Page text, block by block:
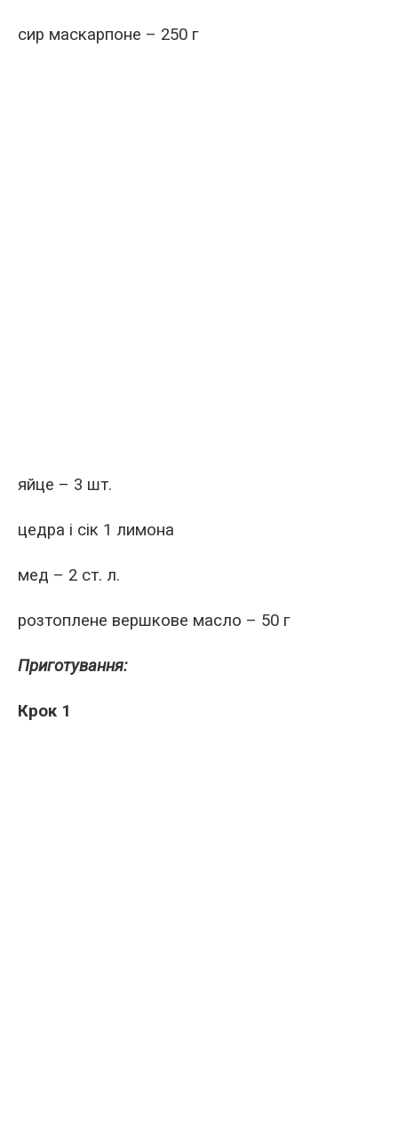
сир маскарпоне – 250 г
яйце – 3 шт.
цедра і сік 1 лимона
мед – 2 ст. л.
розтоплене вершкове масло – 50 г
Приготування:
Крок 1